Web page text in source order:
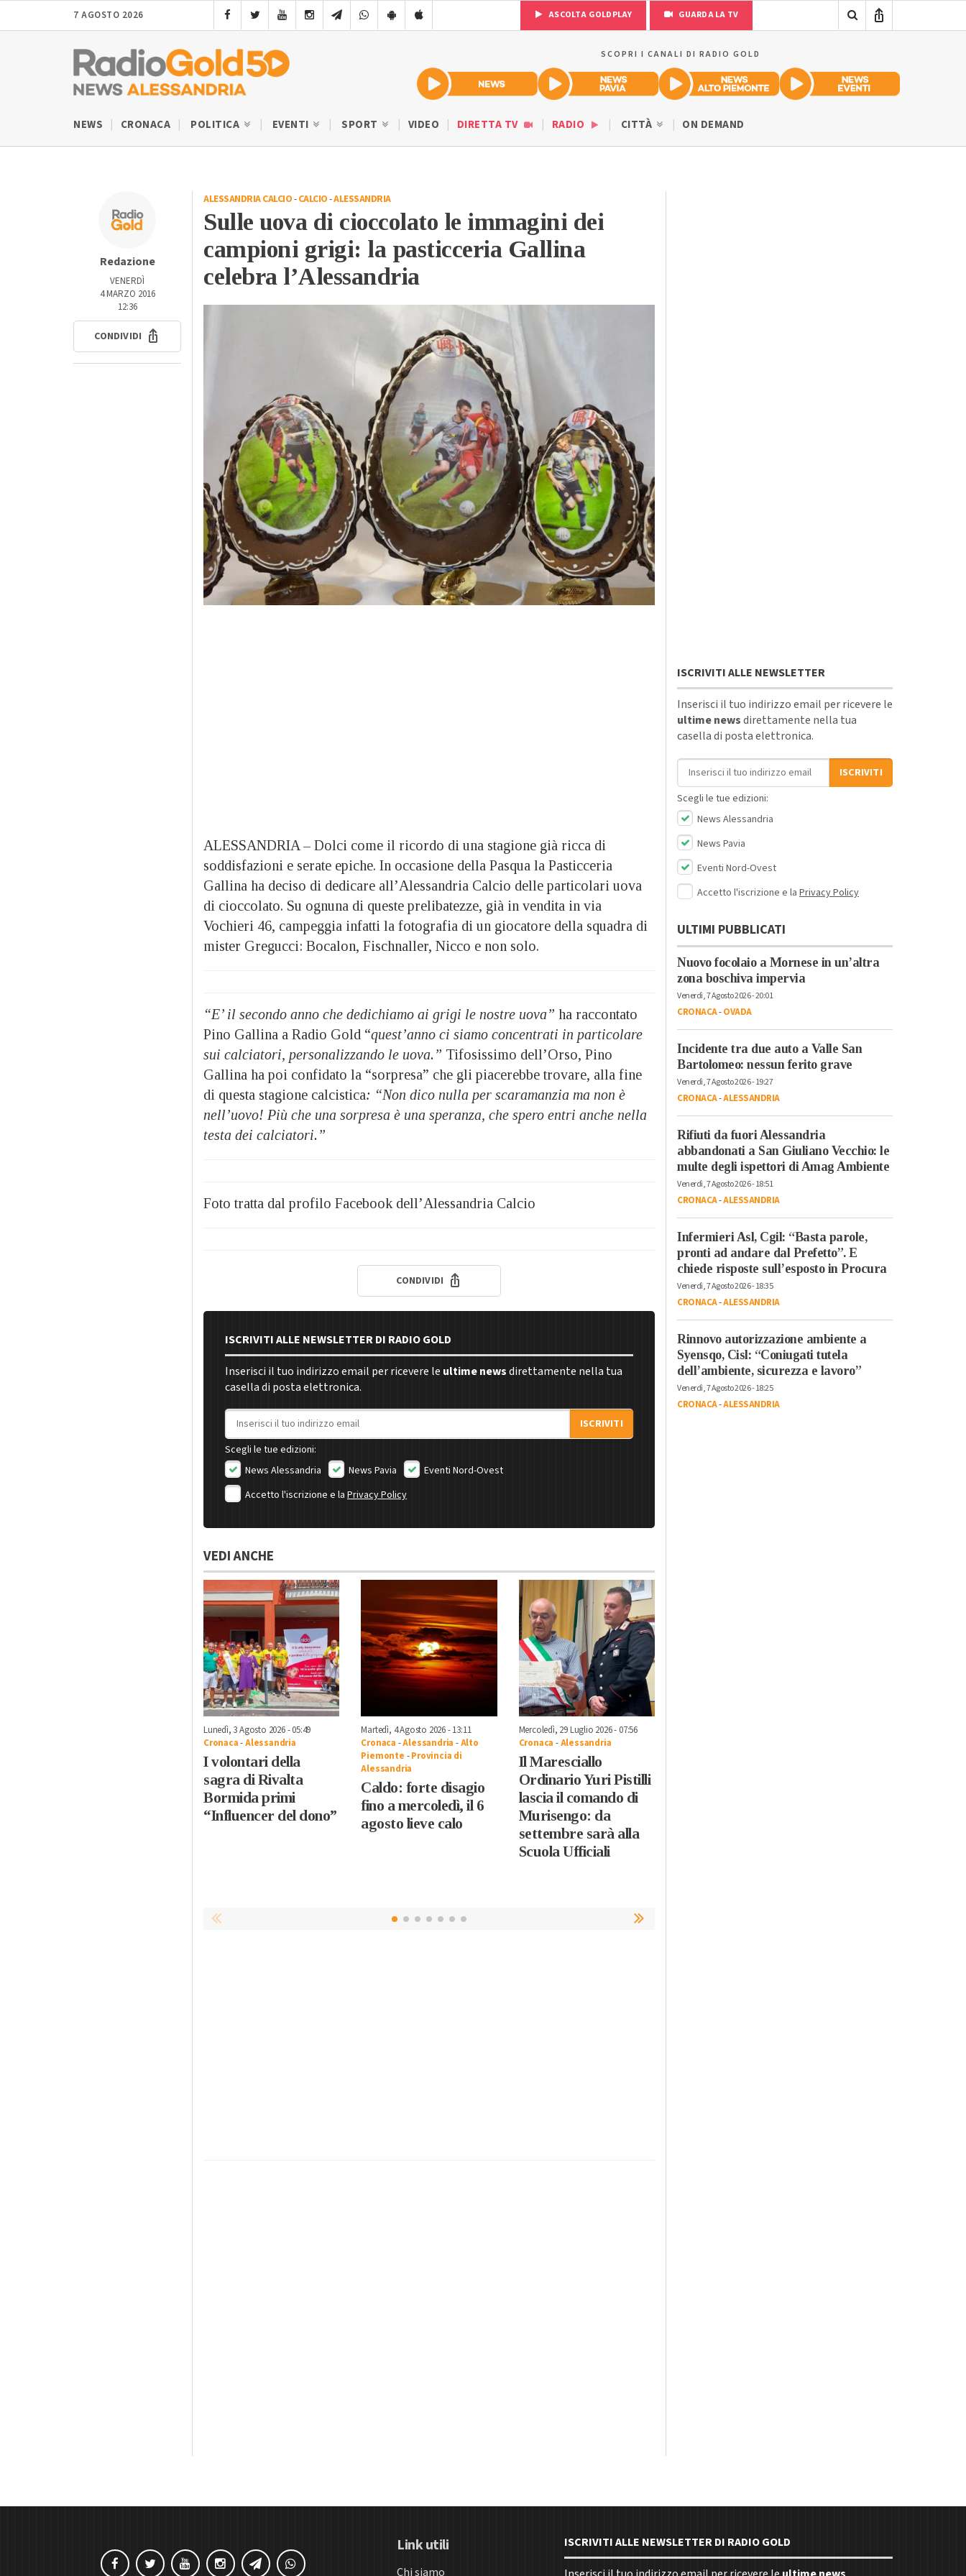
7 AGOSTO 2026 ASCOLTA GOLDPLAY GUARDA LA TV
SCOPRI I CANALI DI RADIO GOLD
NEWS CRONACA POLITICA EVENTI SPORT VIDEO DIRETTA TV RADIO CITTÀ ON DEMAND
Redazione
VENERDÌ
4 MARZO 2016
12:36
CONDIVIDI
ALESSANDRIA CALCIO-CALCIO-ALESSANDRIA
Sulle uova di cioccolato le immagini dei
campioni grigi: la pasticceria Gallina
celebra l’Alessandria
ALESSANDRIA – Dolci come il ricordo di una stagione già ricca di
soddisfazioni e serate epiche. In occasione della Pasqua la Pasticceria
Gallina ha deciso di dedicare all’Alessandria Calcio delle particolari uova
di cioccolato. Su ognuna di queste prelibatezze, già in vendita in via
Vochieri 46, campeggia infatti la fotografia di un giocatore della squadra di
mister Gregucci: Bocalon, Fischnaller, Nicco e non solo.
“E’ il secondo anno che dedichiamo ai grigi le nostre uova” ha raccontato
Pino Gallina a Radio Gold “quest’anno ci siamo concentrati in particolare
sui calciatori, personalizzando le uova.” Tifosissimo dell’Orso, Pino
Gallina ha poi confidato la “sorpresa” che gli piacerebbe trovare, alla fine
di questa stagione calcistica: “Non dico nulla per scaramanzia ma non è
nell’uovo! Più che una sorpresa è una speranza, che spero entri anche nella
testa dei calciatori.”
Foto tratta dal profilo Facebook dell’Alessandria Calcio
CONDIVIDI
ISCRIVITI ALLE NEWSLETTER DI RADIO GOLD
Inserisci il tuo indirizzo email per ricevere le ultime newsdirettamente nella tua
casella di posta elettronica.
Indirizzo email
ISCRIVITI
Scegli le tue edizioni:
News Alessandria
News Pavia
Eventi Nord-Ovest
Accetto l'iscrizione e la Privacy Policy
VEDI ANCHE
Lunedì, 3 Agosto 2026 - 05:49
Cronaca-Alessandria
I volontari della
sagra di Rivalta
Bormida primi
“Influencer del dono”
Martedì, 4 Agosto 2026 - 13:11
Cronaca -Alessandria -Alto
Piemonte -Provincia di
Alessandria
Caldo: forte disagio
fino a mercoledì, il 6
agosto lieve calo
Mercoledì, 29 Luglio 2026 - 07:56
Cronaca -Alessandria
Il Maresciallo
Ordinario Yuri Pistilli
lascia il comando di
Murisengo: da
settembre sarà alla
Scuola Ufficiali
ISCRIVITI ALLE NEWSLETTER
Inserisci il tuo indirizzo email per ricevere le
ultime newsdirettamente nella tua
casella di posta elettronica.
Indirizzo email
ISCRIVITI
Scegli le tue edizioni:
News Alessandria
News Pavia
Eventi Nord-Ovest
Accetto l'iscrizione e la Privacy Policy
ULTIMI PUBBLICATI
Nuovo focolaio a Mornese in un’altra
zona boschiva impervia
Venerdì, 7 Agosto 2026 - 20:01
CRONACA-OVADA
Incidente tra due auto a Valle San
Bartolomeo: nessun ferito grave
Venerdì, 7 Agosto 2026 - 19:27
CRONACA-ALESSANDRIA
Rifiuti da fuori Alessandria
abbandonati a San Giuliano Vecchio: le
multe degli ispettori di Amag Ambiente
Venerdì, 7 Agosto 2026 - 18:51
CRONACA-ALESSANDRIA
Infermieri Asl, Cgil: “Basta parole,
pronti ad andare dal Prefetto”. E
chiede risposte sull’esposto in Procura
Venerdì, 7 Agosto 2026 - 18:35
CRONACA-ALESSANDRIA
Rinnovo autorizzazione ambiente a
Syensqo, Cisl: “Coniugati tutela
dell’ambiente, sicurezza e lavoro”
Venerdì, 7 Agosto 2026 - 18:25
CRONACA-ALESSANDRIA
Link utili
Chi siamo
ISCRIVITI ALLE NEWSLETTER DI RADIO GOLD